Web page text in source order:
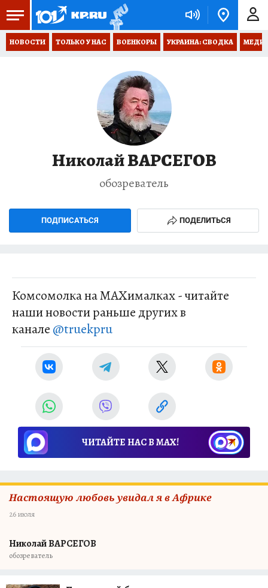
НОВОСТИ ТОЛЬКО У НАС ВОЕНКОРЫ УКРАИНА: СВОДКА
Николай ВАРСЕГОВ
обозреватель
ПОДПИСАТЬСЯ ПОДЕЛИТЬСЯ
Комсомолка на MAXималках - читайте
наши новости раньше других в
канале @truekpru
ЧИТАЙТЕ НАС В МАХ!
Настоящую любовь увидал я в Африке
26 июля
Николай ВАРСЕГОВ
обозреватель